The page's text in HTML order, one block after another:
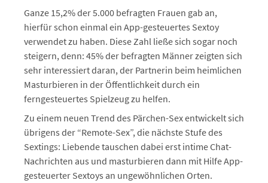
Ganze 15,2% der 5.000 befragten Frauen gab an,
hierfür schon einmal ein App-gesteuertes Sextoy
verwendet zu haben. Diese Zahl ließe sich sogar noch
steigern, denn: 45% der befragten Männer zeigten sich
sehr interessiert daran, der Partnerin beim heimlichen
Masturbieren in der Öffentlichkeit durch ein
ferngesteuertes Spielzeug zu helfen.
Zu einem neuen Trend des Pärchen-Sex entwickelt sich
übrigens der “Remote-Sex”, die nächste Stufe des
Sextings: Liebende tauschen dabei erst intime Chat-
Nachrichten aus und masturbieren dann mit Hilfe App-
gesteuerter Sextoys an ungewöhnlichen Orten.